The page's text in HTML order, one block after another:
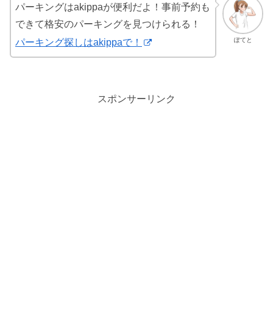
ぽてと
パーキングはakippaが便利だよ！事前予約も
できて格安のパーキングを見つけられる！
パーキング探しはakippaで！
スポンサーリンク